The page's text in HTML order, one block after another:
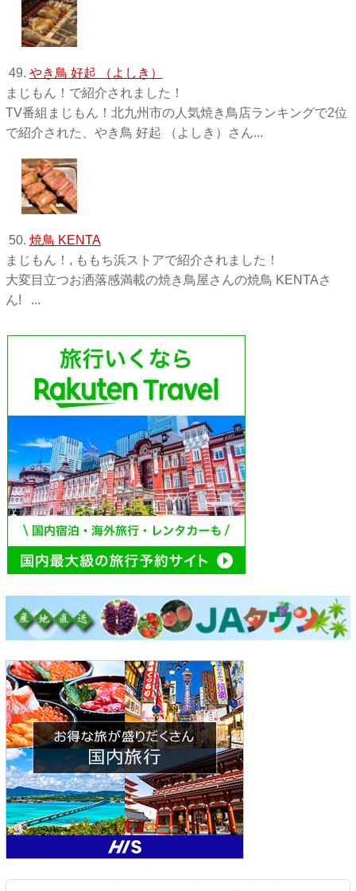
49. やき鳥 好起 （よしき）
まじもん！で紹介されました！
TV番組まじもん！北九州市の人気焼き鳥店ランキングで2位
で紹介された、やき鳥 好起 （よしき）さん...
50. 焼鳥 KENTA
まじもん！, ももち浜ストアで紹介されました！
大変目立つお洒落感満載の焼き鳥屋さんの焼鳥 KENTAさ
ん! ...